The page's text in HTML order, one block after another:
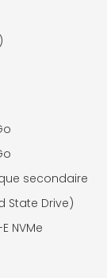
secondaire
State Drive)
NVMe